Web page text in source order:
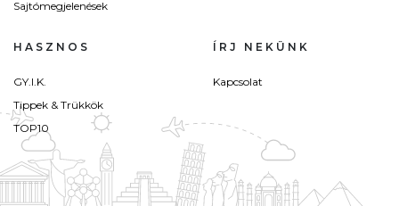
Sajtómegjelenések
HASZNOS
GY.I.K.
Tippek & Trükkök
TOP10
ÍRJ NEKÜNK
Kapcsolat